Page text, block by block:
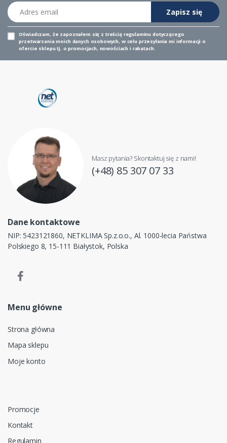
Adres email
Zapisz się
Oświadczam, że zapoznałem się z treścią regulaminu dotyczącego
przetwarzania moich danych osobowych, w celu przesyłania mi informacji o
ofercie sklepu tj. o promocjach, nowościach i rabatach.
Masz pytania? Skontaktuj się z nami!
(+48) 85 307 07 33
Dane kontaktowe
NIP: 5423121860, NETKLIMA Sp.z.o.o., Al. 1000-lecia Państwa
Polskiego 8, 15-111 Białystok, Polska
Menu główne
Strona główna
Mapa sklepu
Moje konto
Promocje
Kontakt
Regulamin